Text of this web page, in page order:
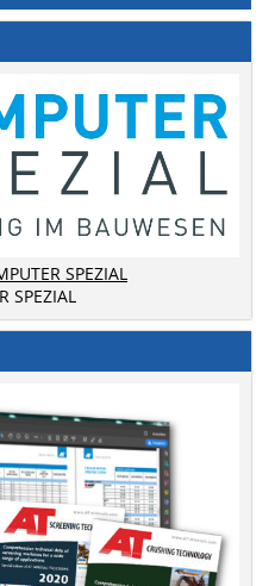
SPEZIAL
SPEZIAL